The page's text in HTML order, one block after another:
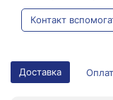
Контакт
Доставка